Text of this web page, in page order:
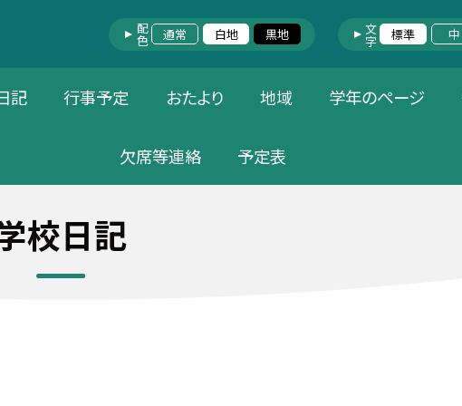
配色 通常 白地 黒地 文字 標準 中
記 行事予定 おたより 地域 学年のぺージ
欠席等連絡 予定表
校日記